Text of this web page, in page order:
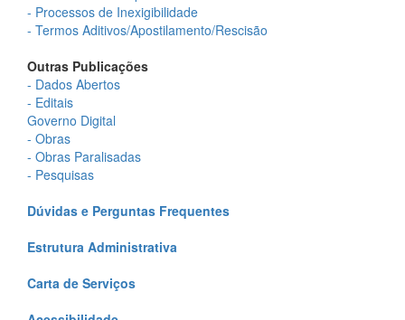
- Processos de Inexigibilidade
- Termos Aditivos/Apostilamento/Rescisão
Outras Publicações
- Dados Abertos
- Editais
Governo Digital
- Obras
- Obras Paralisadas
- Pesquisas
Dúvidas e Perguntas Frequentes
Estrutura Administrativa
Carta de Serviços